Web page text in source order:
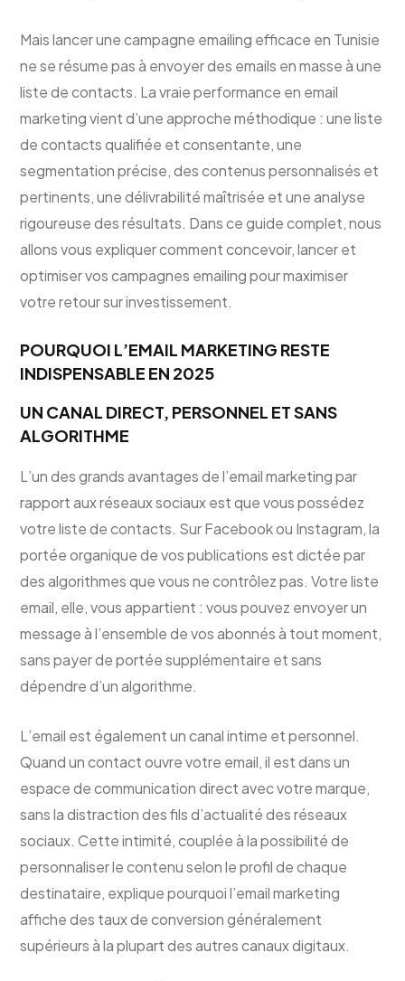
Mais lancer une campagne emailing efficace en Tunisie
ne se résume pas à envoyer des emails en masse à une
liste de contacts. La vraie performance en email
marketing vient d’une approche méthodique : une liste
de contacts qualifiée et consentante, une
segmentation précise, des contenus personnalisés et
pertinents, une délivrabilité maîtrisée et une analyse
rigoureuse des résultats. Dans ce guide complet, nous
allons vous expliquer comment concevoir, lancer et
optimiser vos campagnes emailing pour maximiser
votre retour sur investissement.
POURQUOI L’EMAIL MARKETING RESTE
INDISPENSABLE EN 2025
UN CANAL DIRECT, PERSONNEL ET SANS
ALGORITHME
L’un des grands avantages de l’email marketing par
rapport aux réseaux sociaux est que vous possédez
votre liste de contacts. Sur Facebook ou Instagram, la
portée organique de vos publications est dictée par
des algorithmes que vous ne contrôlez pas. Votre liste
email, elle, vous appartient : vous pouvez envoyer un
message à l’ensemble de vos abonnés à tout moment,
sans payer de portée supplémentaire et sans
dépendre d’un algorithme.
L’email est également un canal intime et personnel.
Quand un contact ouvre votre email, il est dans un
espace de communication direct avec votre marque,
sans la distraction des fils d’actualité des réseaux
sociaux. Cette intimité, couplée à la possibilité de
personnaliser le contenu selon le profil de chaque
destinataire, explique pourquoi l’email marketing
affiche des taux de conversion généralement
supérieurs à la plupart des autres canaux digitaux.